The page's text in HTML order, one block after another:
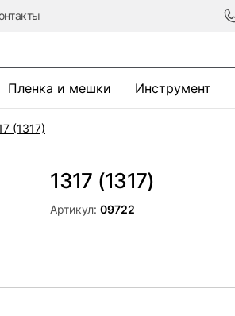
Пленка и мешки Инструмент
(1317)
1317 (1317)
Артикул:09722